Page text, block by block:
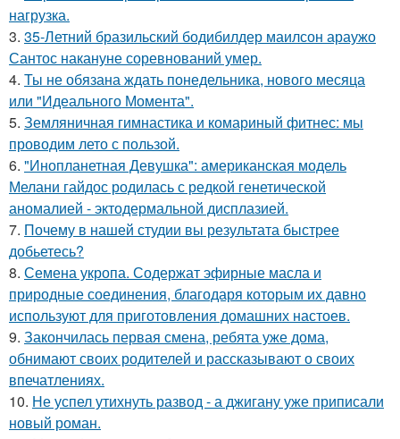
нагрузка.
3. 35-Летний бразильский бодибилдер маилсон араужо
Сантос накануне соревнований умер.
4. Ты не обязана ждать понедельника, нового месяца
или "Идеального Момента".
5. Земляничная гимнастика и комариный фитнес: мы
проводим лето с пользой.
6. "Инопланетная Девушка": американская модель
Мелани гайдос родилась с редкой генетической
аномалией - эктодермальной дисплазией.
7. Почему в нашей студии вы результата быстрее
добьетесь?
8. Семена укропа. Содержат эфирные масла и
природные соединения, благодаря которым их давно
используют для приготовления домашних настоев.
9. Закончилась первая смена, ребята уже дома,
обнимают своих родителей и рассказывают о своих
впечатлениях.
10. Не успел утихнуть развод - а джигану уже приписали
новый роман.